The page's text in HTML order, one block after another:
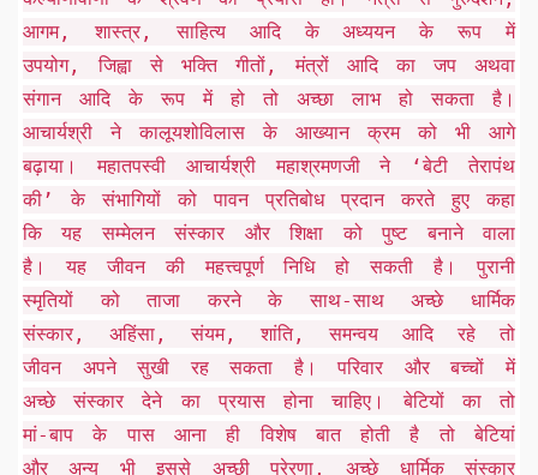
आगम, शास्त्र, साहित्य आदि के अध्ययन के रूप में
उपयोग, जिह्वा से भक्ति गीतों, मंत्रों आदि का जप अथवा
संगान आदि के रूप में हो तो अच्छा लाभ हो सकता है।
आचार्यश्री ने कालूयशोविलास के आख्यान क्रम को भी आगे
बढ़ाया। महातपस्वी आचार्यश्री महाश्रमणजी ने ‘बेटी तेरापंथ
की’ के संभागियों को पावन प्रतिबोध प्रदान करते हुए कहा
कि यह सम्मेलन संस्कार और शिक्षा को पुष्ट बनाने वाला
है। यह जीवन की महत्त्वपूर्ण निधि हो सकती है। पुरानी
स्मृतियों को ताजा करने के साथ-साथ अच्छे धार्मिक
संस्कार, अहिंसा, संयम, शांति, समन्वय आदि रहे तो
जीवन अपने सुखी रह सकता है। परिवार और बच्चों में
अच्छे संस्कार देने का प्रयास होना चाहिए। बेटियों का तो
मां-बाप के पास आना ही विशेष बात होती है तो बेटियां
और अन्य भी इससे अच्छी प्रेरणा, अच्छे धार्मिक संस्कार